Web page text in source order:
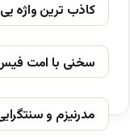
کاذب ترین واژه
سخنی با امت
مدرنيزم و